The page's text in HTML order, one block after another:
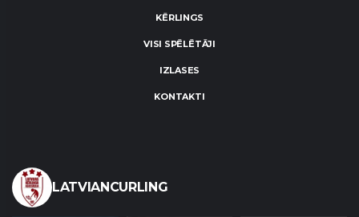
KĒRLINGS
VISI SPĒLĒTĀJI
IZLASES
KONTAKTI
LATVIANCURLING